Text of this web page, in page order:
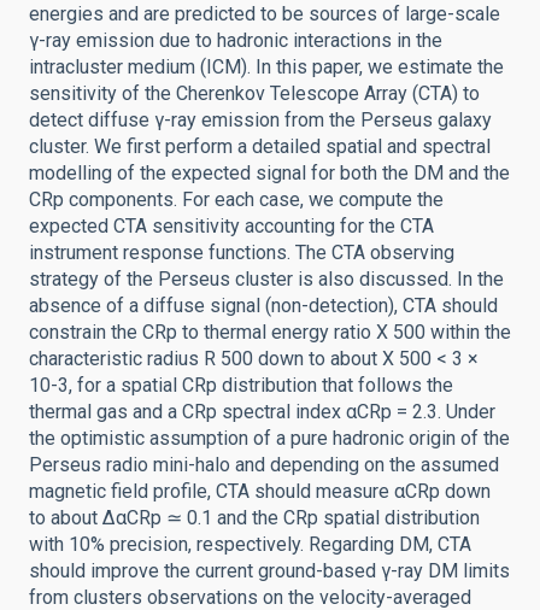
energies and are predicted to be sources of large-scale
γ-ray emission due to hadronic interactions in the
intracluster medium (ICM). In this paper, we estimate the
sensitivity of the Cherenkov Telescope Array (CTA) to
detect diffuse γ-ray emission from the Perseus galaxy
cluster. We first perform a detailed spatial and spectral
modelling of the expected signal for both the DM and the
CRp components. For each case, we compute the
expected CTA sensitivity accounting for the CTA
instrument response functions. The CTA observing
strategy of the Perseus cluster is also discussed. In the
absence of a diffuse signal (non-detection), CTA should
constrain the CRp to thermal energy ratio X 500 within the
characteristic radius R 500 down to about X 500 < 3 ×
10-3, for a spatial CRp distribution that follows the
thermal gas and a CRp spectral index αCRp = 2.3. Under
the optimistic assumption of a pure hadronic origin of the
Perseus radio mini-halo and depending on the assumed
magnetic field profile, CTA should measure αCRp down
to about ΔαCRp ≃ 0.1 and the CRp spatial distribution
with 10% precision, respectively. Regarding DM, CTA
should improve the current ground-based γ-ray DM limits
from clusters observations on the velocity-averaged